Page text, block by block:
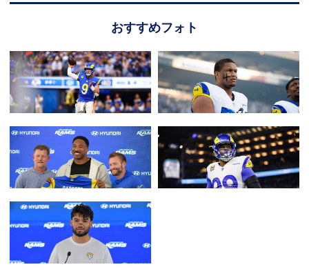
おすすめフォト